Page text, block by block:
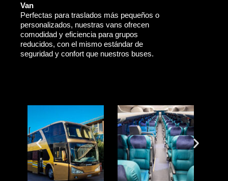
Van
Perfectas para traslados más pequeños o
personalizados, nuestras vans ofrecen
comodidad y eficiencia para grupos
reducidos, con el mismo estándar de
seguridad y confort que nuestros buses.